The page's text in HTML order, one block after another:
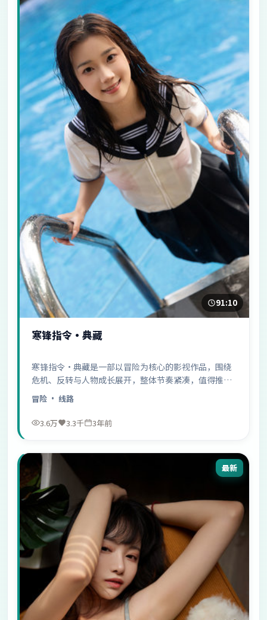
91:10
寒锋指令·典藏
寒锋指令·典藏是一部以冒险为核心的影视作品，围绕
危机、反转与人物成长展开，整体节奏紧凑，值得推荐
观看。
冒险 · 线路
3.6万 3.3千 3年前
最新